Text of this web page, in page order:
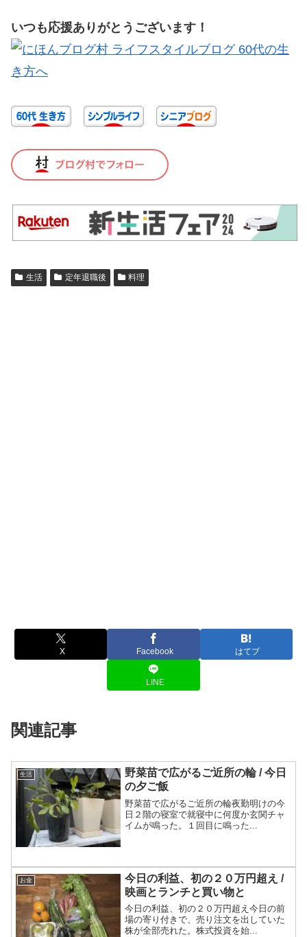
いつも応援ありがとうございます！
生活 定年退職後 料理
X Facebook はてブ
LINE
関連記事
生活
野菜苗で広がるご近所の輪 / 今日
の夕ご飯
野菜苗で広がるご近所の輪夜勤明けの今
日２階の寝室で就寝中に何度か玄関チャ
イムが鳴った。１回目に鳴った...
お金
今日の利益、初の２０万円超え /
映画とランチと買い物と
今日の利益、初の２０万円超え今日の前
場の寄り付きで、売り注文を出していた
株が全部売れた。株式投資を始...